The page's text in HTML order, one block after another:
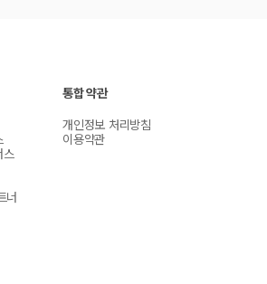
스
너
통합 약관
개인정보 처리방침
이용약관